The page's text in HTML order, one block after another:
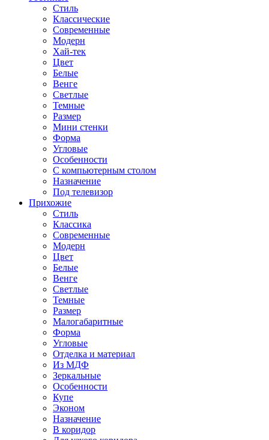
Стиль
Классические
Современные
Модерн
Хай-тек
Цвет
Белые
Венге
Светлые
Темные
Размер
Мини стенки
Форма
Угловые
Особенности
С компьютерным столом
Назначение
Под телевизор
Прихожие
Стиль
Классика
Современные
Модерн
Цвет
Белые
Венге
Светлые
Темные
Размер
Малогабаритные
Форма
Угловые
Отделка и материал
Из МДФ
Зеркальные
Особенности
Купе
Эконом
Назначение
В коридор